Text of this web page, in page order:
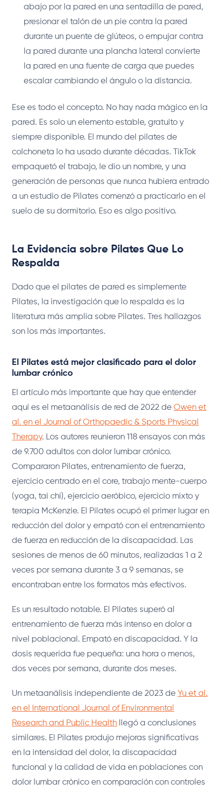
abajo por la pared en una sentadilla de pared,
presionar el talón de un pie contra la pared
durante un puente de glúteos, o empujar contra
la pared durante una plancha lateral convierte
la pared en una fuente de carga que puedes
escalar cambiando el ángulo o la distancia.
Ese es todo el concepto. No hay nada mágico en la
pared. Es solo un elemento estable, gratuito y
siempre disponible. El mundo del pilates de
colchoneta lo ha usado durante décadas. TikTok
empaquetó el trabajo, le dio un nombre, y una
generación de personas que nunca hubiera entrado
a un estudio de Pilates comenzó a practicarlo en el
suelo de su dormitorio. Eso es algo positivo.
La Evidencia sobre Pilates Que Lo
Respalda
Dado que el pilates de pared es simplemente
Pilates, la investigación que lo respalda es la
literatura más amplia sobre Pilates. Tres hallazgos
son los más importantes.
El Pilates está mejor clasificado para el dolor
lumbar crónico
El artículo más importante que hay que entender
aquí es el metaanálisis de red de 2022 de Owen et
al. en el Journal of Orthopaedic & Sports Physical
Therapy. Los autores reunieron 118 ensayos con más
de 9.700 adultos con dolor lumbar crónico.
Compararon Pilates, entrenamiento de fuerza,
ejercicio centrado en el core, trabajo mente-cuerpo
(yoga, tai chi), ejercicio aeróbico, ejercicio mixto y
terapia McKenzie. El Pilates ocupó el primer lugar en
reducción del dolor y empató con el entrenamiento
de fuerza en reducción de la discapacidad. Las
sesiones de menos de 60 minutos, realizadas 1 a 2
veces por semana durante 3 a 9 semanas, se
encontraban entre los formatos más efectivos.
Es un resultado notable. El Pilates superó al
entrenamiento de fuerza más intenso en dolor a
nivel poblacional. Empató en discapacidad. Y la
dosis requerida fue pequeña: una hora o menos,
dos veces por semana, durante dos meses.
Un metaanálisis independiente de 2023 de Yu et al.
en el International Journal of Environmental
Research and Public Health llegó a conclusiones
similares. El Pilates produjo mejoras significativas
en la intensidad del dolor, la discapacidad
funcional y la calidad de vida en poblaciones con
dolor lumbar crónico en comparación con controles